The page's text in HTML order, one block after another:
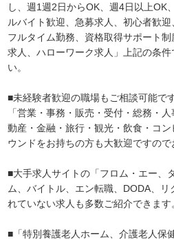
し、週1週2日からOK、週4日以上OK
ルバイト歓迎、急募求人、初心者歓迎
フルタイム勤務、資格取得サポート
求人、ハローワーク求人」上記の条
い。
■未経験者歓迎の職場もご相談可能です
「営業・事務・販売・受付・総務・
動産・金融・旅行・観光・飲食・コ
ウンドをお持ちの方も大歓迎ですので
■大手求人サイトの「フロム・エー、
ム、バイトル、エン転職、DODA、
れていない求人も多数ご紹介できます
■「特別養護老人ホーム、介護老人保